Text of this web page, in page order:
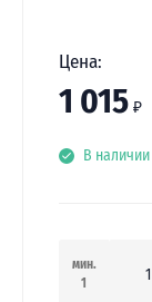
Цена:
1 015 ₽
В наличии
мин.
1